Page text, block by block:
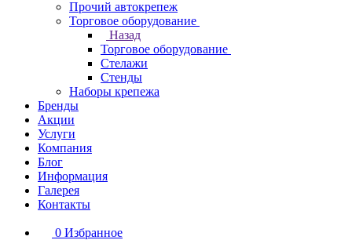
Прочий автокрепеж
Торговое оборудование
Назад
Торговое оборудование
Стелажи
Стенды
Наборы крепежа
Бренды
Акции
Услуги
Компания
Блог
Информация
Галерея
Контакты
0 Избранное